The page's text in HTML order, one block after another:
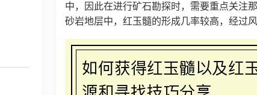
中，因此在进行矿石勘探时，需要重点关注
砂岩地层中，红玉髓的形成几率较高，经过